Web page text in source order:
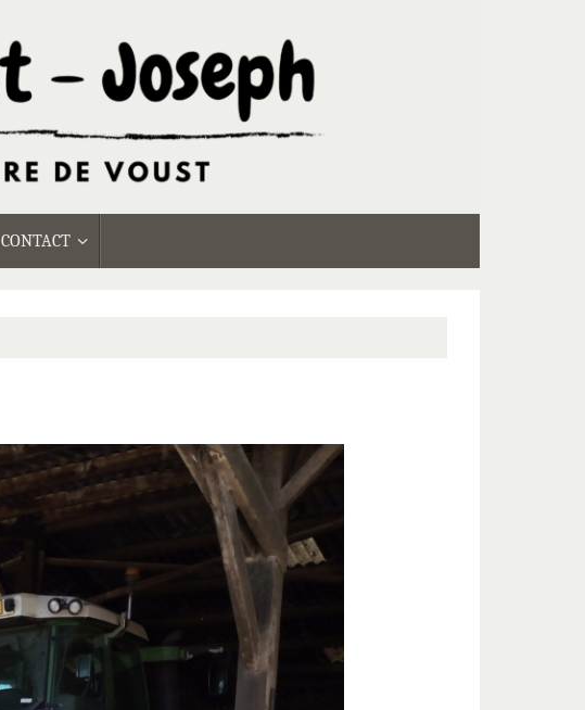
CONTACT